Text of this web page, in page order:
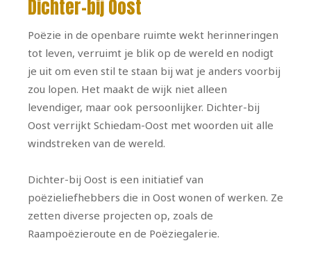
Dichter-bij Oost
Poëzie in de openbare ruimte wekt herinneringen
tot leven, verruimt je blik op de wereld en nodigt
je uit om even stil te staan bij wat je anders voorbij
zou lopen. Het maakt de wijk niet alleen
levendiger, maar ook persoonlijker. Dichter-bij
Oost verrijkt Schiedam-Oost met woorden uit alle
windstreken van de wereld.
Dichter-bij Oost is een initiatief van
poëzieliefhebbers die in Oost wonen of werken. Ze
zetten diverse projecten op, zoals de
Raampoëzieroute en de Poëziegalerie.
Opgroeien in Oost
Oost onderzoekt